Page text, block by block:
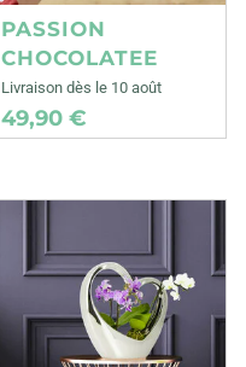
PASSION
CHOCOLATEE
Livraison dès le 10 août
49,90 €